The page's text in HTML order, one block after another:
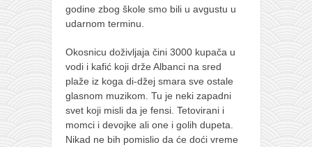
tsunami dojo
program
snimci nastupa
galerija kluba
članarina
kontakt
godine zbog škole smo bili u avgustu u
udarnom terminu.
Okosnicu doživljaja čini 3000 kupača u
vodi i kafić koji drže Albanci na sred
plaže iz koga di-džej smara sve ostale
glasnom muzikom. Tu je neki zapadni
svet koji misli da je fensi. Tetovirani i
momci i devojke ali one i golih dupeta.
Nikad ne bih pomislio da će doći vreme